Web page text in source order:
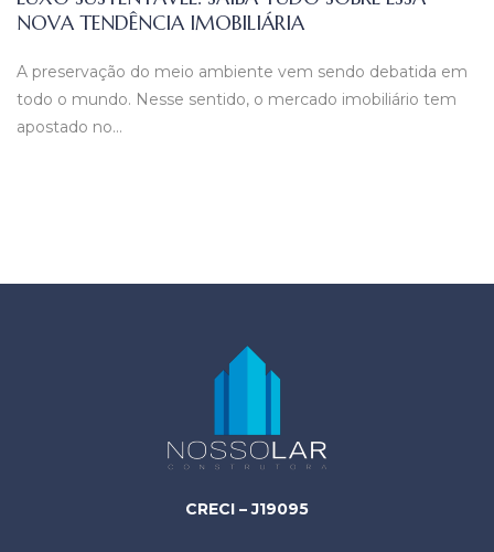
NOVA TENDÊNCIA IMOBILIÁRIA
A preservação do meio ambiente vem sendo debatida em
todo o mundo. Nesse sentido, o mercado imobiliário tem
apostado no…
CRECI – J19095